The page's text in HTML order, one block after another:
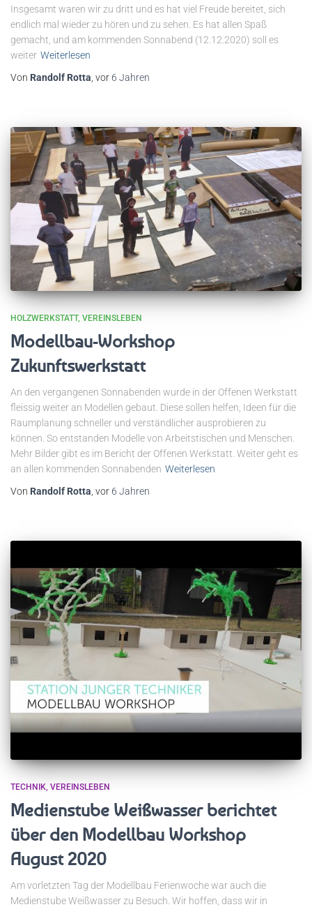
Insgesamt waren wir zu dritt und es hat viel Freude bereitet, sich
endlich mal wieder zu hören und zu sehen. Es hat allen Spaß
gemacht, und am kommenden Sonnabend (12.12.2020) soll es
weiter Weiterlesen
Von Randolf Rotta , vor 6 Jahren
HOLZWERKSTATT VEREINSLEBEN
Modellbau-Workshop
Zukunftswerkstatt
An den vergangenen Sonnabenden wurde in der Offenen Werkstatt
fleissig weiter an Modellen gebaut. Diese sollen helfen, Ideen für die
Raumplanung schneller und verständlicher ausprobieren zu
können. So entstanden Modelle von Arbeitstischen und Menschen.
Mehr Bilder gibt es im Bericht der Offenen Werkstatt. Weiter geht es
an allen kommenden Sonnabenden Weiterlesen
Von Randolf Rotta , vor 6 Jahren
TECHNIK VEREINSLEBEN
Medienstube Weißwasser berichtet
über den Modellbau Workshop
August 2020
Am vorletzten Tag der Modellbau Ferienwoche war auch die
Medienstube Weißwasser zu Besuch. Wir hoffen, dass wir in